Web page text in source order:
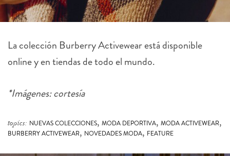
La colección BurberryActivewear está disponible
online y en tiendas de todo el mundo.
*Imágenes: cortesía
topics: NUEVAS COLECCIONES, MODA DEPORTIVA, MODA ACTIVEWEAR,
BURBERRY ACTIVEWEAR, NOVEDADES MODA, FEATURE